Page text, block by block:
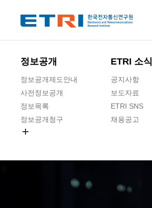
정보공개
정보공개제도안내
사전정보공개
정보목록
정보공개청구
ETRI 소식
공지사항
보도자료
ETRI SNS
채용공고